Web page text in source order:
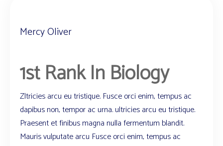
Mercy Oliver
1st Rank In Biology
Zltricies arcu eu tristique. Fusce orci enim, tempus ac
dapibus non, tempor ac urna. ultricies arcu eu tristique.
Praesent et finibus magna nulla fermentum blandit.
Mauris vulputate arcu Fusce orci enim, tempus ac